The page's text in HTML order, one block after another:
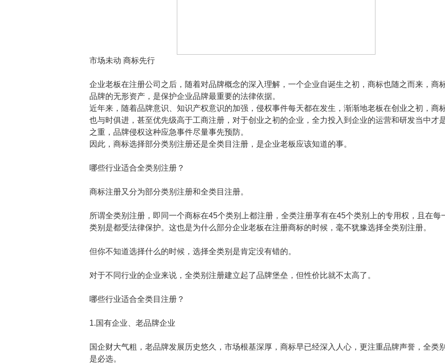
市场未动 商标先行
企业老板在注册公司之后，随着对品牌概念的深入理解，一个企业自诞生之初，商标也随之而来，商
品牌的无形资产，是保护企业品牌最重要的法律依据。
近年来，随着品牌意识、知识产权意识的加强，侵权事件每天都在发生，渐渐地老板在创业之初，商
也与时俱进，甚至优先级高于工商注册，对于创业之初的企业，全力投入到企业的运营和研发当中才
之重，品牌侵权这种应急事件尽量事先预防。
因此，商标选择部分类别注册还是全类目注册，是企业老板应该知道的事。
哪些行业适合全类别注册？
商标注册又分为部分类别注册和全类目注册。
所谓全类别注册，即同一个商标在45个类别上都注册，全类注册享有在45个类别上的专用权，且在每
类别是都受法律保护。这也是为什么部分企业老板在注册商标的时候，毫不犹豫选择全类别注册。
但你不知道选择什么的时候，选择全类别是肯定没有错的。
对于不同行业的企业来说，全类别注册建立起了品牌堡垒，但性价比就不太高了。
哪些行业适合全类目注册？
1.国有企业、老品牌企业
国企财大气粗，老品牌发展历史悠久，市场根基深厚，商标早已经深入人心，更注重品牌声誉，全类
是必选。